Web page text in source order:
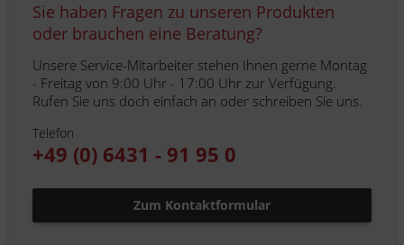
Sie haben Fragen zu unseren Produkten
oder brauchen eine Beratung?
Unsere Service-Mitarbeiter stehen Ihnen gerne Montag
- Freitag von 9:00 Uhr - 17:00 Uhr zur Verfügung.
Rufen Sie uns doch einfach an oder schreiben Sie uns.
Telefon
+49 (0) 6431 - 91 95 0
Zum Kontaktformular